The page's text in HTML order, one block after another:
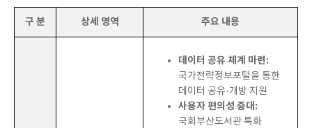
구 분 상세 영역 주요 내용
데이터 공유 체계 마련:
국가전략정보포털을 통한
데이터 공유·개방 지원
사용자 편의성 증대:
국회부산도서관 특화